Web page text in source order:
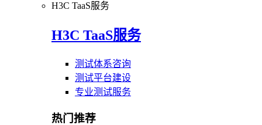
H3C TaaS服务
H3C TaaS服务
测试体系咨询
测试平台建设
专业测试服务
热门推荐